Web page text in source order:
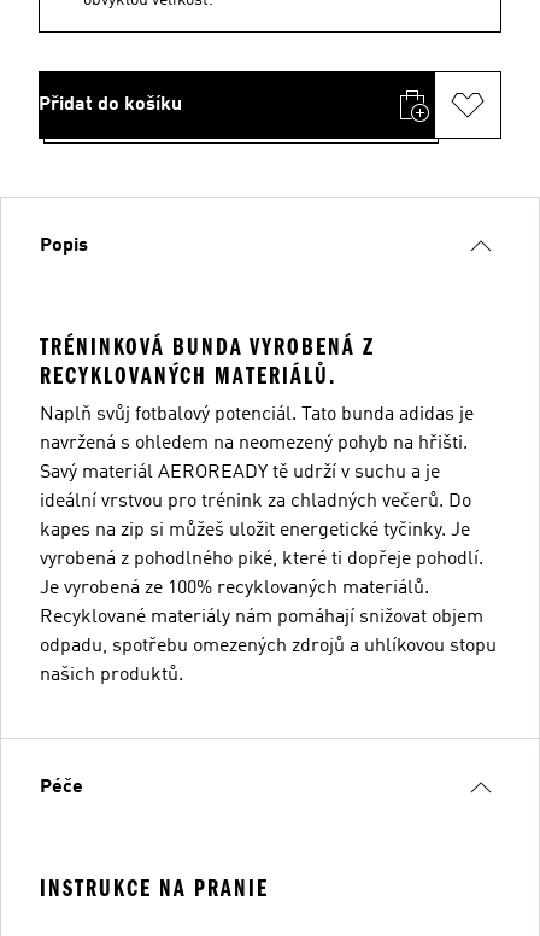
Přidat do košíku
Popis
TRÉNINKOVÁ BUNDA VYROBENÁ Z
RECYKLOVANÝCH MATERIÁLŮ.
Naplň svůj fotbalový potenciál. Tato bunda adidas je
navržená s ohledem na neomezený pohyb na hřišti.
Savý materiál AEROREADY tě udrží v suchu a je
ideální vrstvou pro trénink za chladných večerů. Do
kapes na zip si můžeš uložit energetické tyčinky. Je
vyrobená z pohodlného piké, které ti dopřeje pohodlí.
Je vyrobená ze 100% recyklovaných materiálů.
Recyklované materiály nám pomáhají snižovat objem
odpadu, spotřebu omezených zdrojů a uhlíkovou stopu
našich produktů.
Péče
INSTRUKCE NA PRANIE